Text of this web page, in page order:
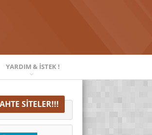
YARDIM & İSTEK !
SITELER!!!